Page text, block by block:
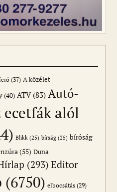
(37) A közélet
(40) ATV(83) Autó-
ecetfák alól
Blikk (25) bírság (25) bíróság
(55) Duna
(293) Editor
(6750) elbocsátás (29)